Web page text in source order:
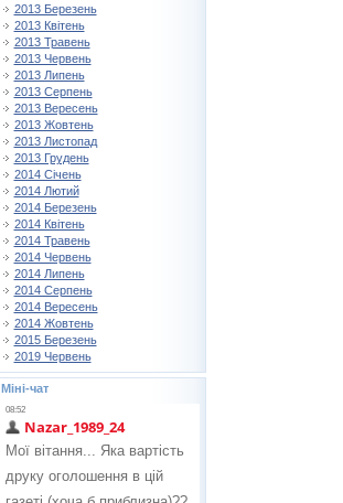
2013 Березень
2013 Квітень
2013 Травень
2013 Червень
2013 Липень
2013 Серпень
2013 Вересень
2013 Жовтень
2013 Листопад
2013 Грудень
2014 Січень
2014 Лютий
2014 Березень
2014 Квітень
2014 Травень
2014 Червень
2014 Липень
2014 Серпень
2014 Вересень
2014 Жовтень
2015 Березень
2019 Червень
Міні-чат